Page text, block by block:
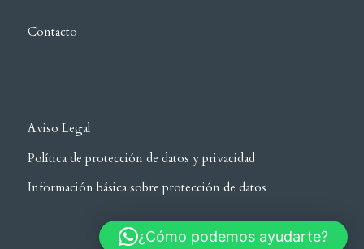
Contacto
Aviso Legal
Política de protección de datos y privacidad
Información básica sobre protección de datos
¿Cómo podemos ayudarte?